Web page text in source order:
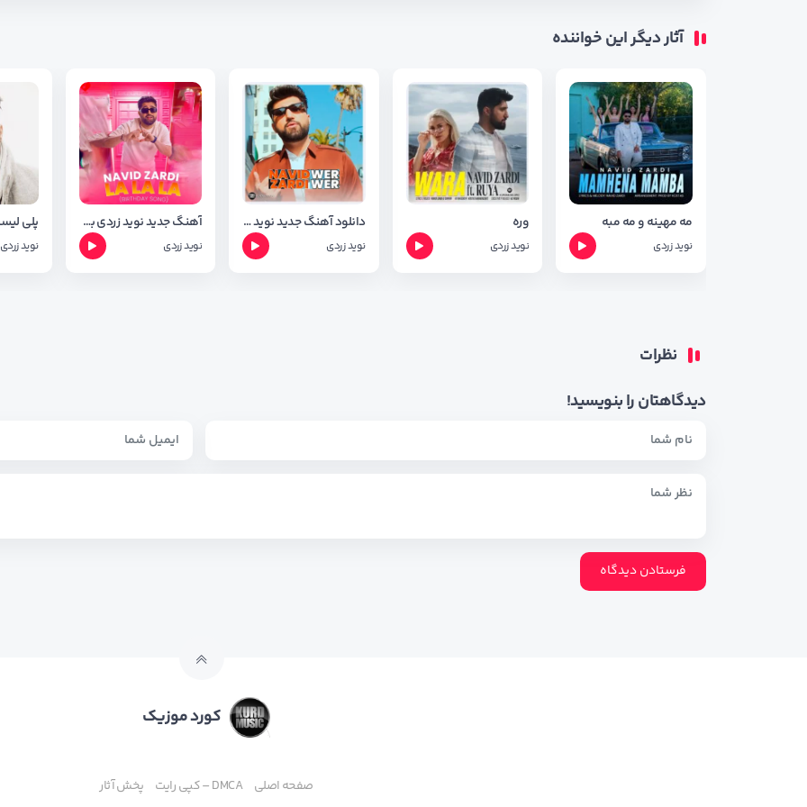
آثار دیگر این خواننده
مه مهینه و مه مبه
نوید زردی
وره
نوید زردی
دانلود آهنگ جدید نوید زردی به نام وه ر وه ر wer wer + فول آلبوم
نوید زردی
آهنگ جدید نوید زردی به نام لا لا لا ( له دایک بونت ) + متن آهنگ
نوید زردی نوید زردی
نظرات
دیدگاهتان را بنویسید!
کورد موزیک
صفحه اصلی DMCA – کپی رایت پخش آثار